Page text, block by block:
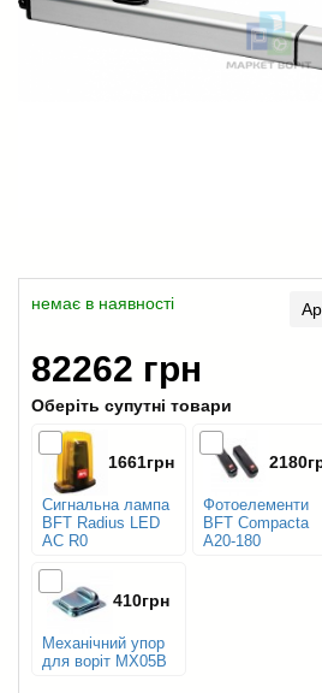
немає в наявності
82262 грн
Оберіть супутні товари
Сигнальна лампа
BFT Radius LED
AC R0
1661грн
Фотоелементи
BFT Compacta
A20-180
Механічний упор
для воріт МХ05B
410грн